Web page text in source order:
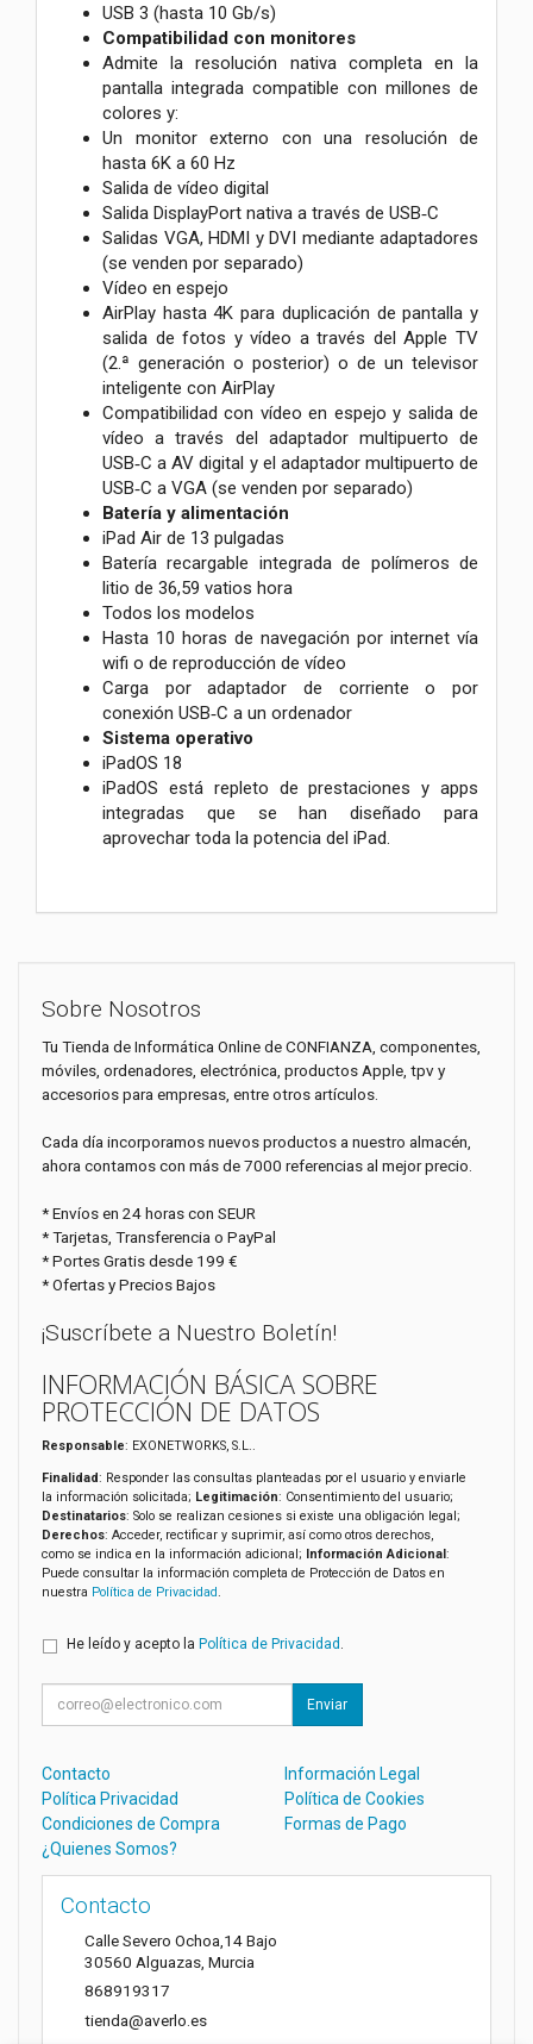
USB 3 (hasta 10 Gb/s)
Compatibilidad con monitores
Admite la resolución nativa completa en la
pantalla integrada compatible con millones de
colores y:
Un monitor externo con una resolución de
hasta 6K a 60 Hz
Salida de vídeo digital
Salida DisplayPort nativa a través de USB‑C
Salidas VGA, HDMI y DVI mediante adaptadores
(se venden por separado)
Vídeo en espejo
AirPlay hasta 4K para duplicación de pantalla y
salida de fotos y vídeo a través del Apple TV
(2.ª generación o posterior) o de un televisor
inteligente con AirPlay
Compatibilidad con vídeo en espejo y salida de
vídeo a través del adaptador multipuerto de
USB‑C a AV digital y el adaptador multipuerto de
USB‑C a VGA (se venden por separado)
Batería y alimentación
iPad Air de 13 pulgadas
Batería recargable integrada de polímeros de
litio de 36,59 vatios hora
Todos los modelos
Hasta 10 horas de navegación por internet vía
wifi o de reproducción de vídeo
Carga por adaptador de corriente o por
conexión USB‑C a un ordenador
Sistema operativo
iPadOS 18
iPadOS está repleto de prestaciones y apps
integradas que se han diseñado para
aprovechar toda la potencia del iPad.
Sobre Nosotros
Tu Tienda de Informática Online de CONFIANZA, componentes,
móviles, ordenadores, electrónica, productos Apple, tpv y
accesorios para empresas, entre otros artículos.
Cada día incorporamos nuevos productos a nuestro almacén,
ahora contamos con más de 7000 referencias al mejor precio.
* Envíos en 24 horas con SEUR
* Tarjetas, Transferencia o PayPal
* Portes Gratis desde 199 €
* Ofertas y Precios Bajos
¡Suscríbete a Nuestro Boletín!
INFORMACIÓN BÁSICA SOBRE
PROTECCIÓN DE DATOS
Responsable: EXONETWORKS, S.L..
Finalidad: Responder las consultas planteadas por el usuario y enviarle
la información solicitada; Legitimación: Consentimiento del usuario;
Destinatarios: Solo se realizan cesiones si existe una obligación legal;
Derechos: Acceder, rectificar y suprimir, así como otros derechos,
como se indica en la información adicional; Información Adicional:
Puede consultar la información completa de Protección de Datos en
nuestra Política de Privacidad.
He leído y acepto la Política de Privacidad .
Enviar
Contacto
Información Legal
Política Privacidad
Política de Cookies
Condiciones de Compra
Formas de Pago
¿Quienes Somos?
Contacto
Calle Severo Ochoa,14 Bajo
30560 Alguazas Murcia
868919317
tienda@averlo.es